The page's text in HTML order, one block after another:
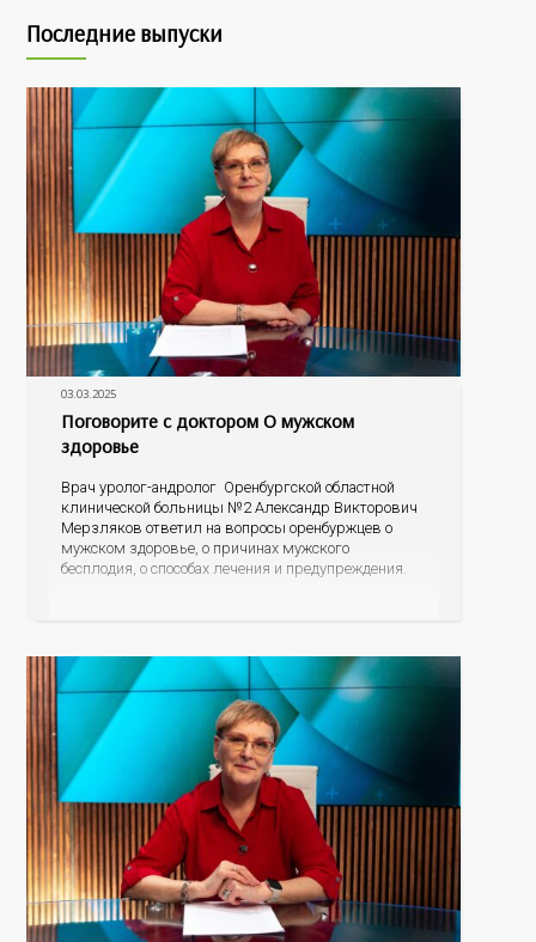
Последние выпуски
03.03.2025
Поговорите с доктором О мужском
здоровье
Врач уролог-андролог Оренбургской областной
клинической больницы №2 Александр Викторович
Мерзляков ответил на вопросы оренбуржцев о
мужском здоровье, о причинах мужского
бесплодия, о способах лечения и предупреждения.